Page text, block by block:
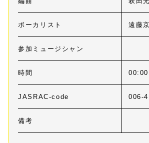
ボーカリスト 遠藤
参加ミュージシャン
時間
JASRAC-code 006-
備考